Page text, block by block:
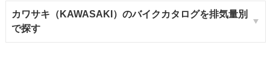
カワサキ（KAWASAKI）のバイクカタログを排気量別
で探す